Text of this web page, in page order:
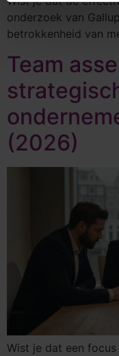
onderzoek van
betrokkenheid van
Team
(2026)
Wist je dat een